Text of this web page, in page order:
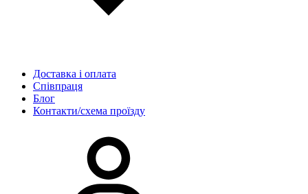
Доставка і оплата
Співпраця
Блог
Контакти/схема проїзду